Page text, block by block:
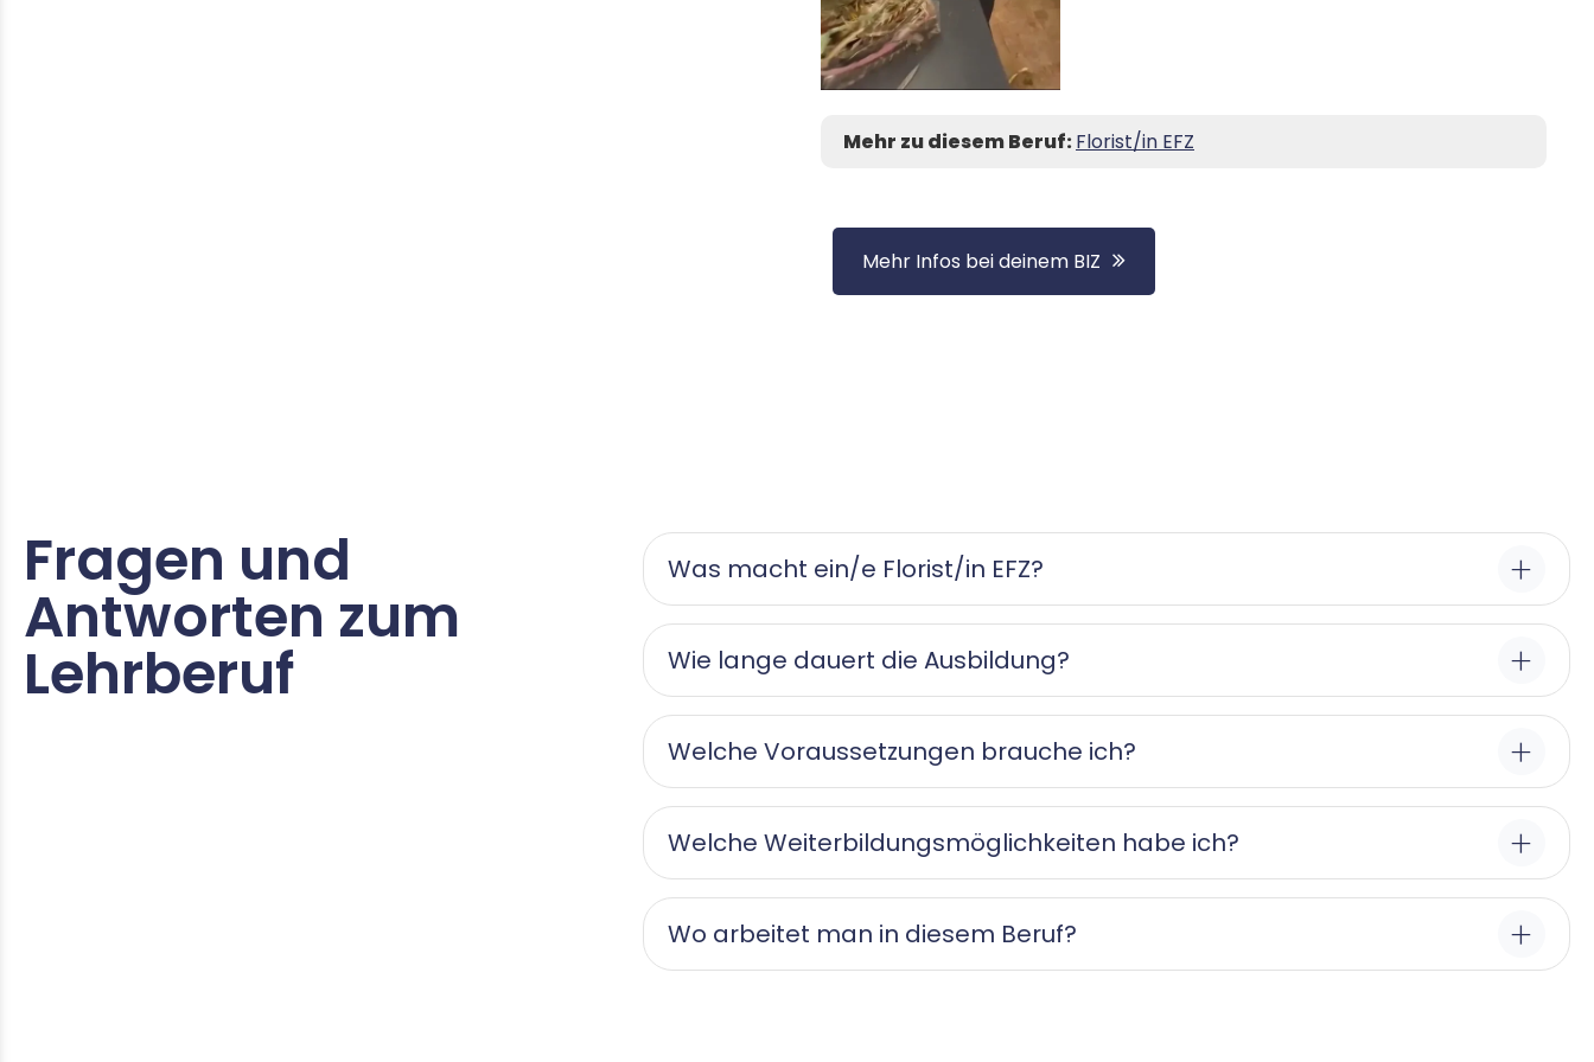
Mehr zu diesem Beruf:Florist/in EFZ
Mehr Infos bei deinem BIZ
Fragen und
Antworten zum
Lehrberuf
Was macht ein/e Florist/in EFZ?
Wie lange dauert die Ausbildung?
Welche Voraussetzungen brauche ich?
Welche Weiterbildungsmöglichkeiten habe ich?
Wo arbeitet man in diesem Beruf?